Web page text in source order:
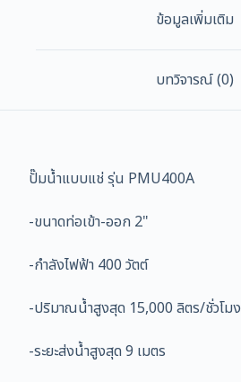
ข้อมูลเพิ่มเติม
บทวิจารณ์ (0)
ปั๊มน้ำแบบแช่ รุ่น PMU400A
-ขนาดท่อเข้า-ออก 2"
-กำลังไฟฟ้า 400 วัตต์
-ปริมาณน้ำสูงสุด 15,000 ลิตร/ชั่วโมง
-ระยะส่งน้ำสูงสุด 9 เมตร